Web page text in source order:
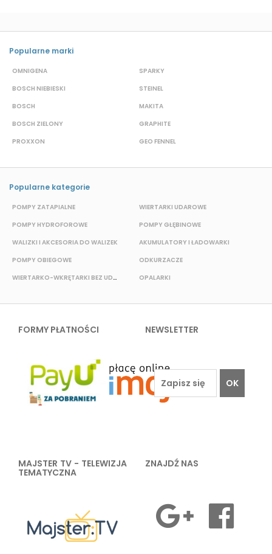
Popularne marki
OMNIGENA
BOSCH NIEBIESKI
BOSCH
BOSCH ZIELONY
PROXXON
SPARKY
STEINEL
MAKITA
GRAPHITE
GEO FENNEL
Popularne kategorie
POMPY ZATAPIALNE
POMPY HYDROFOROWE
WALIZKI I AKCESORIA DO WALIZEK
POMPY OBIEGOWE
WIERTARKO-WKRĘTARKI BEZ UDAROWE
WIERTARKI UDAROWE
POMPY GŁĘBINOWE
AKUMULATORY I ŁADOWARKI
ODKURZACZE
OPALARKI
FORMY PŁATNOŚCI NEWSLETTER
OK
MAJSTER TV - TELEWIZJA
TEMATYCZNA
ZNAJDŹ NAS